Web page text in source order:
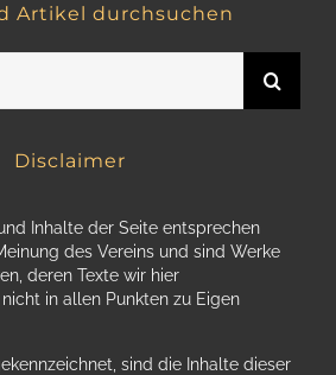
Artikel durchsuchen
Disclaimer
Inhalte der Seite entsprechen
des Vereins und sind Werke
deren Texte wir hier
in allen Punkten zu Eigen
sind die Inhalte dieser